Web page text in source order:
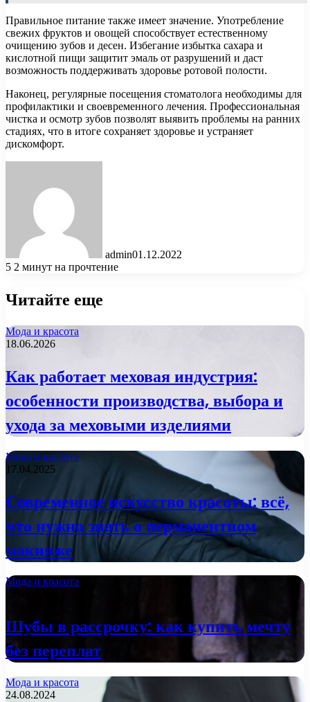
Правильное питание также имеет значение. Употребление
свежих фруктов и овощей способствует естественному
очищению зубов и десен. Избегание избытка сахара и
кислотной пищи защитит эмаль от разрушений и даст
возможность поддерживать здоровье ротовой полости.
Наконец, регулярные посещения стоматолога необходимы для
профилактики и своевременного лечения. Профессиональная
чистка и осмотр зубов позволят выявить проблемы на ранних
стадиях, что в итоге сохраняет здоровье и устраняет
дискомфорт.
admin01.12.2022
5 2 минут на прочтение
Читайте еще
Мода и красота
18.06.2026
Как работает меховая индустрия:
особенности производства, выбора и
ухода за меховыми изделиями
Мода и красота
17.04.2025
Современное искусство красоты: всё,
что нужно знать о перманентном
макияже
Мода и красота
Шубы в рассрочку: как купить мечту
без переплат
Мода и красота
24.08.2024